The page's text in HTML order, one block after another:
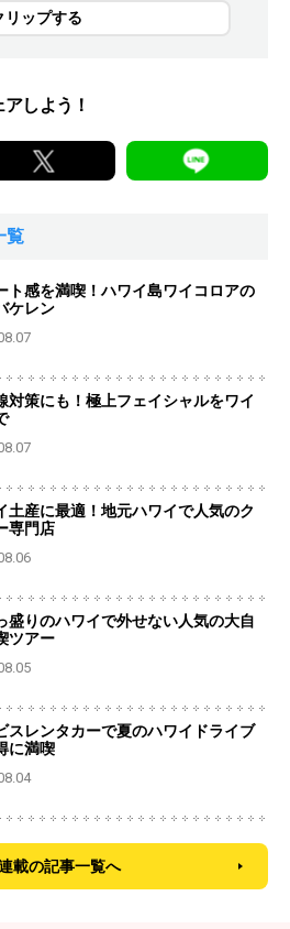
リップする
しよう！
覧
ト感を満喫！ハワイ島ワイコロアの
ケレン
対策にも！極上フェイシャルをワイ
土産に最適！地元ハワイで人気のク
専門店
盛りのハワイで外せない人気の大自
ツアー
スレンタカーで夏のハワイドライブ
に満喫
載の記事一覧へ